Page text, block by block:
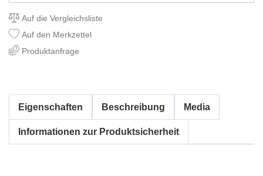
Auf die Vergleichsliste
Auf den Merkzettel
Produktanfrage
Eigenschaften Beschreibung Media
Informationen zur Produktsicherheit